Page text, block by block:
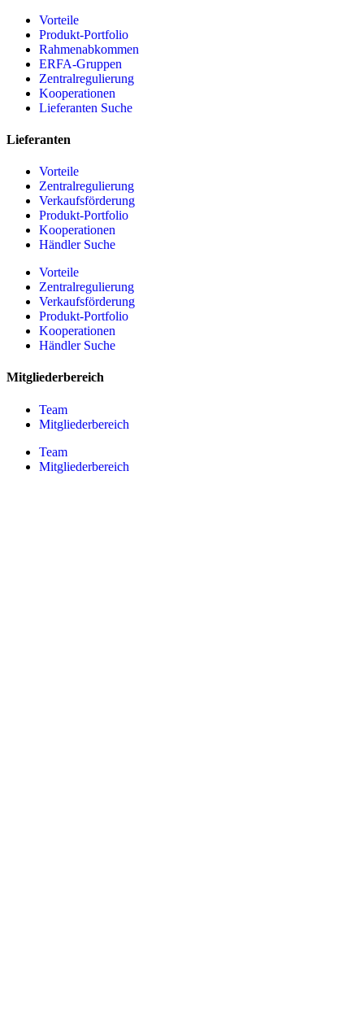
Vorteile
Produkt-Portfolio
Rahmenabkommen
ERFA-Gruppen
Zentralregulierung
Kooperationen
Lieferanten Suche
Lieferanten
Vorteile
Zentralregulierung
Verkaufsförderung
Produkt-Portfolio
Kooperationen
Händler Suche
Vorteile
Zentralregulierung
Verkaufsförderung
Produkt-Portfolio
Kooperationen
Händler Suche
Mitgliederbereich
Team
Mitgliederbereich
Team
Mitgliederbereich